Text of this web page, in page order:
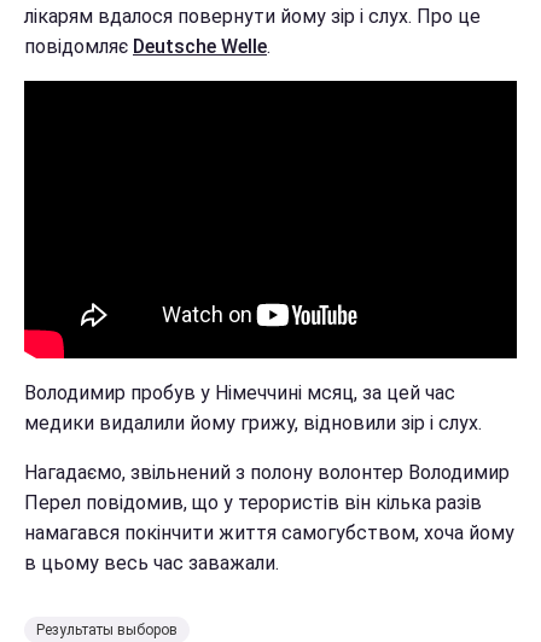
лікарям вдалося повернути йому зір і слух. Про це
повідомляє Deutsche Welle.
Володимир пробув у Німеччині мсяц, за цей час
медики видалили йому грижу, відновили зір і слух.
Нагадаємо, звільнений з полону волонтер Володимир
Перел повідомив, що у терористів він кілька разів
намагався покінчити життя самогубством, хоча йому
в цьому весь час заважали.
Результаты выборов